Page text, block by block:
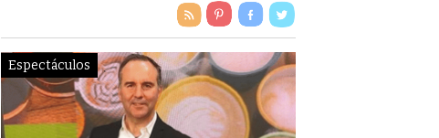
Espectáculos